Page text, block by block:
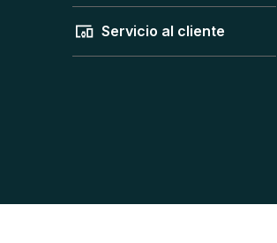
Servicio al cliente